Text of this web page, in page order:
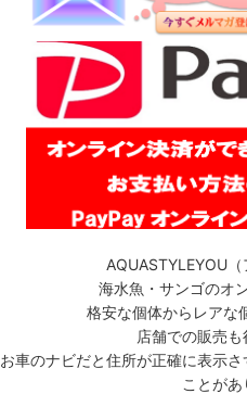
AQUASTYLEYOU（
海水魚・サンゴのオ
格安な個体からレアな
店舗での販売も
お車のナビだと住所が正確に表示
ことがあ